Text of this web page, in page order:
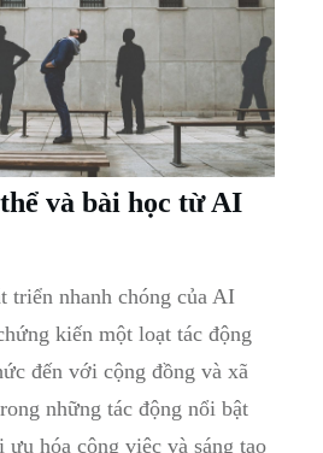
và bài học từ AI
triển nhanh chóng của AI
kiến một loạt tác động
đến với cộng đồng và xã
những tác động nổi bật
ưu hóa công việc và sáng tạo